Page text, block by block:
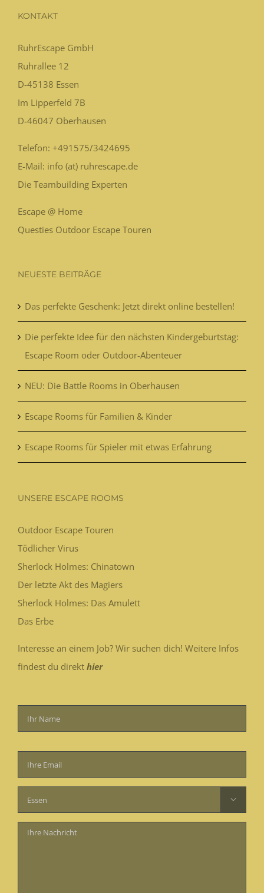
KONTAKT
RuhrEscape GmbH
Ruhrallee 12
D-45138 Essen
Im Lipperfeld 7B
D-46047 Oberhausen
Telefon: +491575/3424695
E-Mail: info (at) ruhrescape.de
Die Teambuilding Experten
Escape @ Home
Questies Outdoor Escape Touren
NEUESTE BEITRÄGE
Das perfekte Geschenk: Jetzt direkt online bestellen!
Die perfekte Idee für den nächsten Kindergeburtstag:
Escape Room oder Outdoor-Abenteuer
NEU: Die Battle Rooms in Oberhausen
Escape Rooms für Familien & Kinder
Escape Rooms für Spieler mit etwas Erfahrung
UNSERE ESCAPE ROOMS
Outdoor Escape Touren
Tödlicher Virus
Sherlock Holmes: Chinatown
Der letzte Akt des Magiers
Sherlock Holmes: Das Amulett
Das Erbe
Interesse an einem Job? Wir suchen dich! Weitere Infos
findest du direkt hier
lasse
dieses
Feld
leer.
